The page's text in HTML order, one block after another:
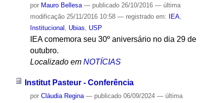
por Mauro Bellesa — publicado26/10/2016 — última
modificação25/11/2016 10:58 — registrado em: IEA,
Institucional
Ubias USP
IEA comemora seu 30º aniversário no dia 29 de
outubro.
Localizado em NOTÍCIAS
Institut Pasteur - Conferência
por Cláudia Regina — publicado06/09/2024 — última